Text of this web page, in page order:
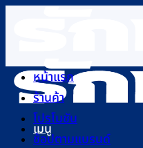
เนื้อหา
เมนู
หน้าแรก
ร้านค้า
โปรโมชัน
ช้อปตามแบรนด์